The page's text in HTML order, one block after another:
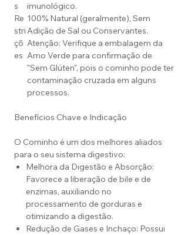
s
imunológico.
Re
stri
çõ
es
100% Natural (geralmente), Sem
Adição de Sal ou Conservantes.
Atenção: Verifique a embalagem da
Amo Verde para confirmação de
"Sem Glúten", pois o cominho pode ter
contaminação cruzada em alguns
processos.
Benefícios Chave e Indicação
O Cominho é um dos melhores aliados
para o seu sistema digestivo:
Melhora da Digestão e Absorção:
Favorece a liberação de bile e de
enzimas, auxiliando no
processamento de gorduras e
otimizando a digestão.
Redução de Gases e Inchaço: Possui